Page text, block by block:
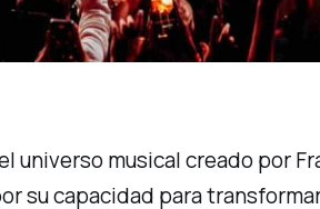
universo musical creado por
su capacidad para